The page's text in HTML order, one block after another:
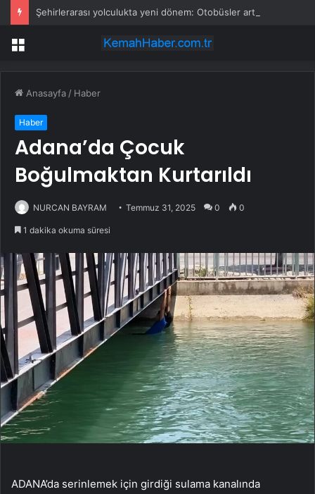
Menü
Anasayfa / Haber
Haber
Adana’da Çocuk
Boğulmaktan Kurtarıldı
NURCAN BAYRAM Temmuz 31, 2025 0 0
1 dakika okuma süresi
ADANA’da serinlemek için girdiği sulama kanalında